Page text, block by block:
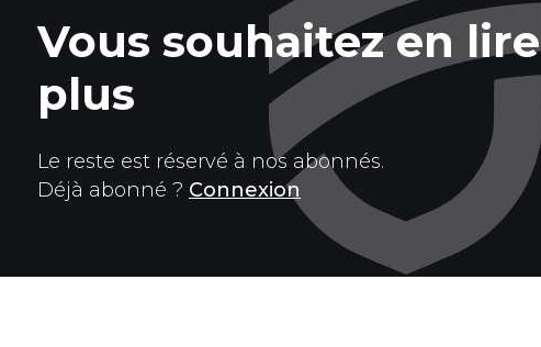
Vous souhaitez en lire
plus
Le reste est réservé à nos abonnés.
Déjà abonné ? Connexion